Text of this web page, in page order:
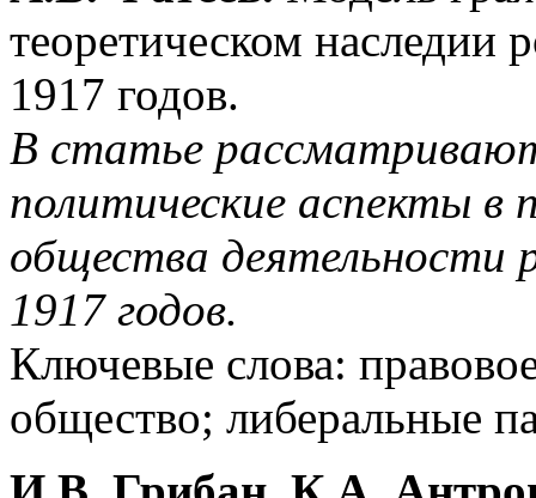
теоретическом наследии
1917 годов.
В статье
политические аспекты в
общества деятельности
1917 годов.
Ключевые слова:
общество; либеральные